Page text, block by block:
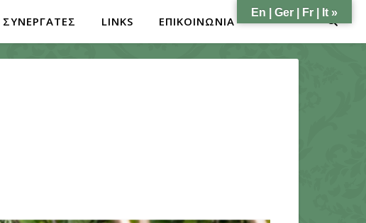
ΣΥΝΕΡΓΑΤΕΣ LINKS ΕΠΙΚΟΙΝΩΝΙΑ
En | Ger | Fr | It »